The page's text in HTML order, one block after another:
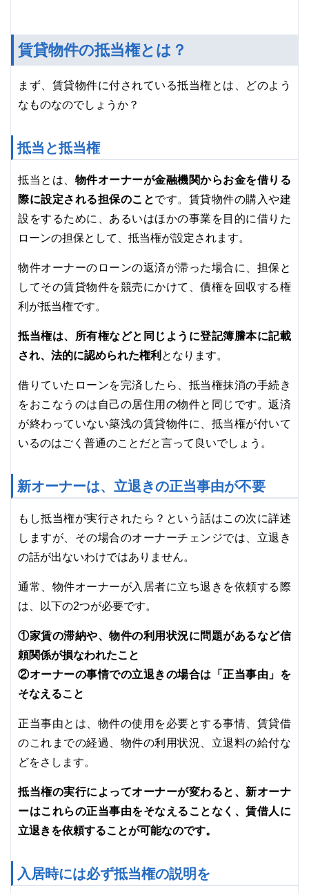
賃貸物件の抵当権とは？
まず、賃貸物件に付されている抵当権とは、どのよう
なものなのでしょうか？
抵当と抵当権
抵当とは、 物件オーナーが金融機関からお金を借りる
際に設定される担保のことです。賃貸物件の購入や建
設をするために、あるいはほかの事業を目的に借りた
ローンの担保として、抵当権が設定されます。
物件オーナーのローンの返済が滞った場合に、担保と
してその賃貸物件を競売にかけて、債権を回収する権
利が抵当権です。
抵当権は、所有権などと同じように登記簿謄本に記載
され、法的に認められた権利 となります。
借りていたローンを完済したら、抵当権抹消の手続き
をおこなうのは自己の居住用の物件と同じです。返済
が終わっていない築浅の賃貸物件に、抵当権が付いて
いるのはごく普通のことだと言って良いでしょう。
新オーナーは、立退きの正当事由が不要
もし抵当権が実行されたら？という話はこの次に詳述
しますが、その場合のオーナーチェンジでは、立退き
の話が出ないわけではありません。
通常、物件オーナーが入居者に立ち退きを依頼する際
は、以下の2つが必要です。
①家賃の滞納や、物件の利用状況に問題があるなど信
頼関係が損なわれたこと
②オーナーの事情での立退きの場合は「正当事由」を
そなえること
正当事由とは、物件の使用を必要とする事情、賃貸借
のこれまでの経過、物件の利用状況、立退料の給付な
どをさします。
抵当権の実行によってオーナーが変わると、新オーナ
ーはこれらの正当事由をそなえることなく、賃借人に
立退きを依頼することが可能なのです。
入居時には必ず抵当権の説明を